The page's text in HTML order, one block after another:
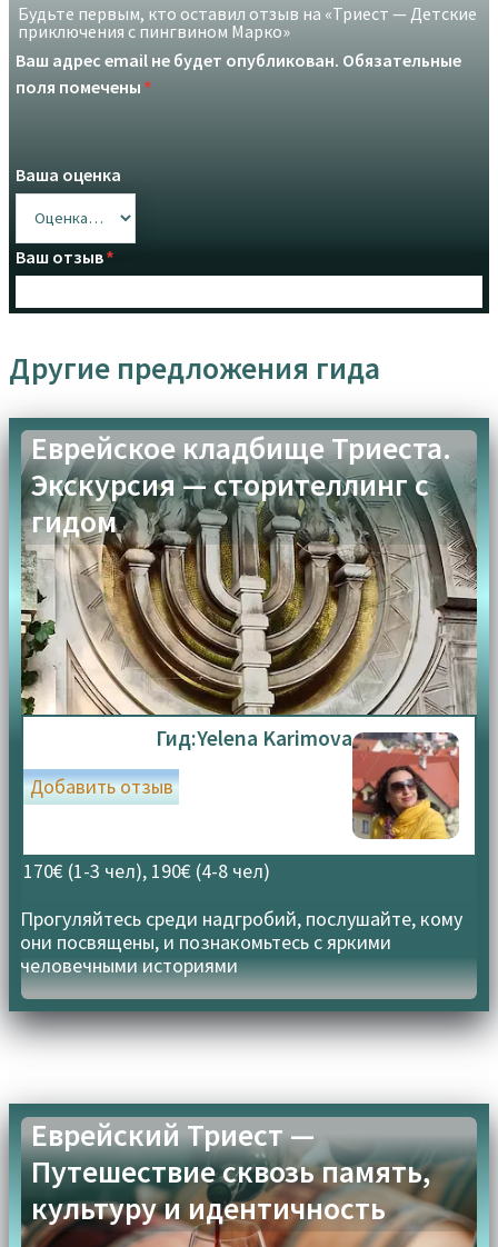
Будьте первым, кто оставил отзыв на «Триест — Детские
приключения с пингвином Марко»
Ваш адрес email не будет опубликован. Обязательные
поля помечены *
Ваша оценка
Ваш отзыв*
Upload up to 3 images or videos
Имя* Email*
Сохранить моё имя, email и адрес сайта в этом
браузере для последующих моих комментариев.
Я прочитал и согласен с Условиями использования и
Политикой конфиденциальности.Политика
конфиденциальности
Другие предложения гида
Еврейское кладбище Триеста.
Экскурсия — сторителлинг с
гидом
Гид:Yelena Karimova
170€ (1-3 чел), 190€ (4-8 чел)
Добавить отзыв
Прогуляйтесь среди надгробий, послушайте, кому
они посвящены, и познакомьтесь с яркими
человечными историями
Еврейский Триест —
Путешествие сквозь память,
культуру и идентичность